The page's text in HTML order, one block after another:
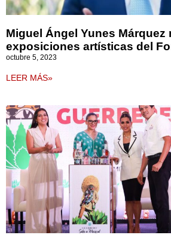
Miguel Ángel Yunes Márquez
exposiciones artísticas del
octubre 5, 2023
LEER MÁS»